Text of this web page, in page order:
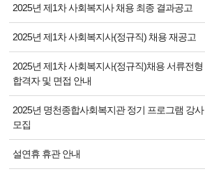
2025년 제1차 사회복지사 채용 최종 결과공고
2025년 제1차 사회복지사(정규직) 채용 재공고
2025년 제1차 사회복지사(정규직)채용 서류전형
합격자 및 면접 안내
2025년 명천종합사회복지관 정기 프로그램 강사
모집
설연휴 휴관 안내